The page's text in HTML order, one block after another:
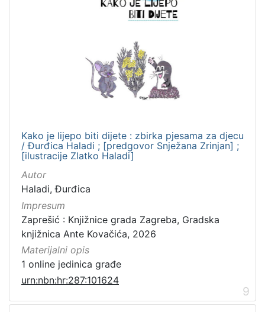
Kako je lijepo biti dijete : zbirka pjesama za djecu
/ Đurđica Haladi ; [predgovor Snježana Zrinjan] ;
[ilustracije Zlatko Haladi]
Autor
Haladi, Đurđica
Impresum
Zaprešić : Knjižnice grada Zagreba, Gradska
knjižnica Ante Kovačića, 2026
Materijalni opis
1 online jedinica građe
urn:nbn:hr:287:101624
9